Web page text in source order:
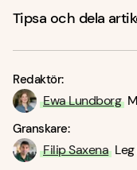
Tipsa och dela
Redaktör:
Ewa Lundborg
Granskare:
Filip Saxena